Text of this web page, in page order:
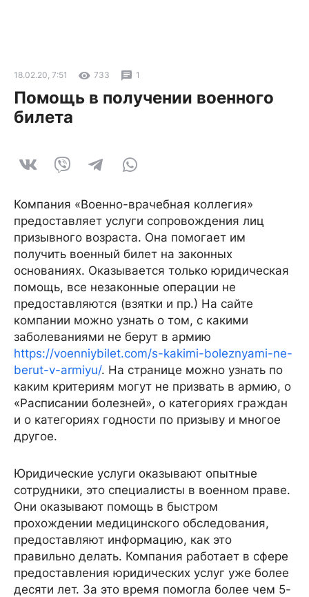
18.02.20, 7:51 733 1
Помощь в получении военного
билета
Компания «Военно-врачебная коллегия»
предоставляет услуги сопровождения лиц
призывного возраста. Она помогает им
получить военный билет на законных
основаниях. Оказывается только юридическая
помощь, все незаконные операции не
предоставляются (взятки и пр.) На сайте
компании можно узнать о том, с какими
заболеваниями не берут в армию
https://voenniybilet.com/s-kakimi-boleznyami-ne-
berut-v-armiyu/. На странице можно узнать по
каким критериям могут не призвать в армию, о
«Расписании болезней», о категориях граждан
и о категориях годности по призыву и многое
другое.
Юридические услуги оказывают опытные
сотрудники, это специалисты в военном праве.
Они оказывают помощь в быстром
прохождении медицинского обследования,
предоставляют информацию, как это
правильно делать. Компания работает в сфере
предоставления юридических услуг уже более
десяти лет. За это время помогла более чем 5-